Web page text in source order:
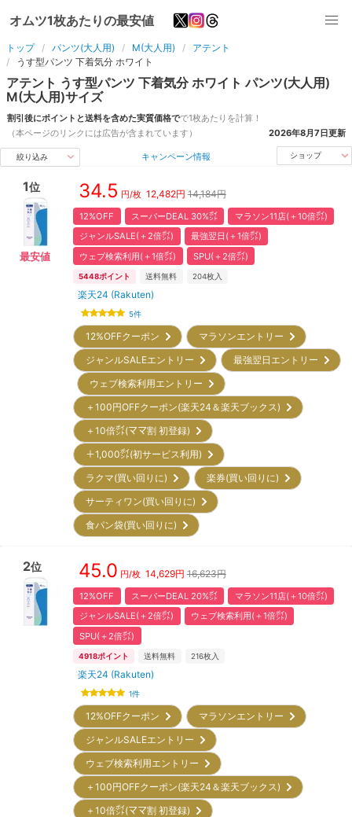
オムツ1枚あたりの最安値
トップ パンツ(大人用) M(大人用)
アテント
うす型パンツ 下着気分 ホワイト
アテント うす型パンツ 下着気分 ホワイト パンツ(大人用)
M(大人用)サイズ
割引後にポイントと送料を含めた実質価格でで1枚あたりを計算！
（本ページのリンクには広告が含まれています）
2026年8月7日更新
絞り込み キャンペーン情報 ショップ
1位
最安値
34.5 円/枚 12,482円 14,184円
12%OFF スーパーDEAL 30%㌽
マラソン11店(＋10倍㌽)
ジャンルSALE(＋2倍㌽)
最強翌日(＋1倍㌽)
ウェブ検索利用(＋1倍㌽)
SPU(＋2倍㌽)
5448ポイント 送料無料 204枚入
楽天24 (Rakuten)
5件
12%OFFクーポン
マラソンエントリー
ジャンルSALEエントリー
最強翌日エントリー
ウェブ検索利用エントリー
＋100円OFFクーポン(楽天24＆楽天ブックス)
＋10倍㌽(ママ割 初登録)
＋1,000㌽(初サービス利用)
ラクマ(買い回りに)
楽券(買い回りに)
サーティワン(買い回りに)
食パン袋(買い回りに)
2位 45.0 円/枚 14,629円 16,623円
12%OFF スーパーDEAL 20%㌽
マラソン11店(＋10倍㌽)
ジャンルSALE(＋2倍㌽)
ウェブ検索利用(＋1倍㌽)
SPU(＋2倍㌽)
4918ポイント 送料無料 216枚入
楽天24 (Rakuten)
1件
12%OFFクーポン
マラソンエントリー
ジャンルSALEエントリー
ウェブ検索利用エントリー
＋100円OFFクーポン(楽天24＆楽天ブックス)
＋10倍㌽(ママ割 初登録)